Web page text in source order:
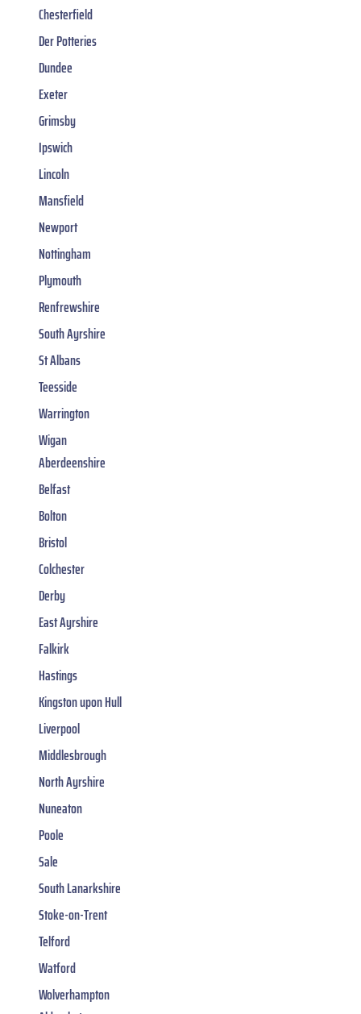
Chesterfield
Der Potteries
Dundee
Exeter
Grimsby
Ipswich
Lincoln
Mansfield
Newport
Nottingham
Plymouth
Renfrewshire
South Ayrshire
St Albans
Teesside
Warrington
Wigan
Aberdeenshire
Belfast
Bolton
Bristol
Colchester
Derby
East Ayrshire
Falkirk
Hastings
Kingston upon Hull
Liverpool
Middlesbrough
North Ayrshire
Nuneaton
Poole
Sale
South Lanarkshire
Stoke-on-Trent
Telford
Watford
Wolverhampton